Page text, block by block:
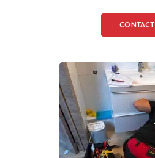
CONTACT